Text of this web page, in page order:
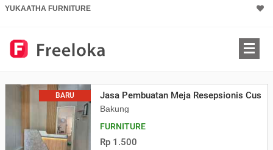
YUKAATHA FURNITURE
BARU Jasa Pembuatan Meja Resepsionis
Bakung
FURNITURE
Rp 1.500